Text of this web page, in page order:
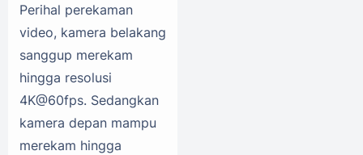
Perihal perekaman
video, kamera belakang
sanggup merekam
hingga resolusi
4K@60fps. Sedangkan
kamera depan mampu
merekam hingga